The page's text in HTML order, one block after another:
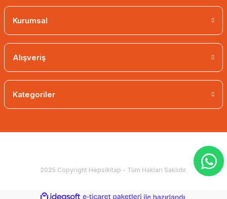
Kurumsal
Alışveriş
Kategoriler
2025 Copyright Hepsikitap - Tüm Hakları Saklıdır.
ideasoft e-